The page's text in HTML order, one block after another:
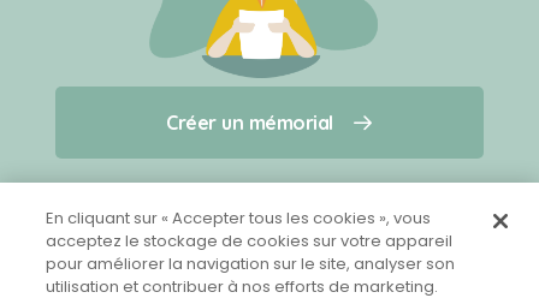
Créer un mémorial
Qui sommes-nous ?
Nous contacter
Partager sur Facebook
Créer un mémorial
En cliquant sur « Accepter tous les cookies », vous
acceptez le stockage de cookies sur votre appareil
pour améliorer la navigation sur le site, analyser son
utilisation et contribuer à nos efforts de marketing.